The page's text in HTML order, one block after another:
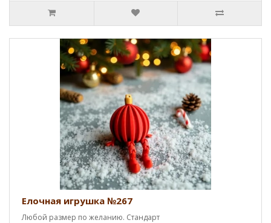
Елочная игрушка №267
Любой размер по желанию. Стандарт